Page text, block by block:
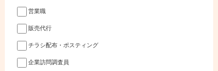
営業職
販売代行
チラシ配布・ポスティング
企業訪問調査員